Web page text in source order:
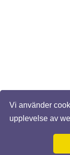
Vi använder
upplevelse av